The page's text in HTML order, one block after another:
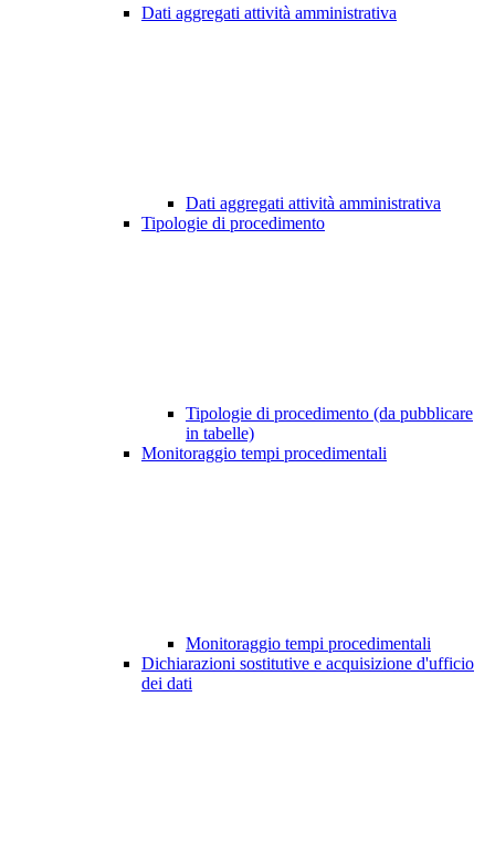
Dati aggregati attività amministrativa
Dati aggregati attività amministrativa
Tipologie di procedimento
Tipologie di procedimento (da pubblicare
in tabelle)
Monitoraggio tempi procedimentali
Monitoraggio tempi procedimentali
Dichiarazioni sostitutive e acquisizione d'ufficio
dei dati